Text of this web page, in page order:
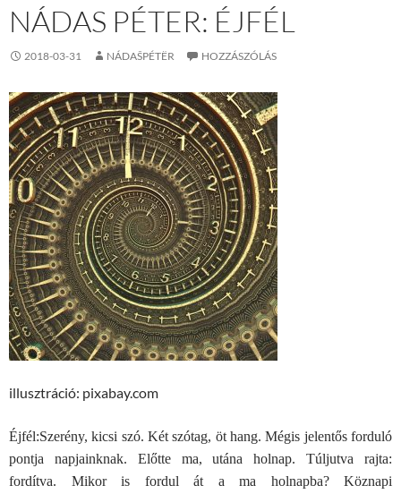
NÁDAS PÉTER: ÉJFÉL
2018-03-31 NÁDAŠPÉTËR HOZZÁSZÓLÁS
illusztráció: pixabay.com
Éjfél:Szerény, kicsi szó. Két szótag, öt hang. Mégis jelentős forduló
pontja napjainknak. Előtte ma, utána holnap. Túljutva rajta:
fordítva. Mikor is fordul át a ma holnapba? Köznapi